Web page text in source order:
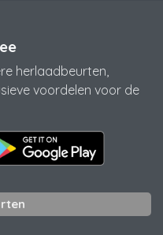
herlaadbeurten,
voordelen voor de